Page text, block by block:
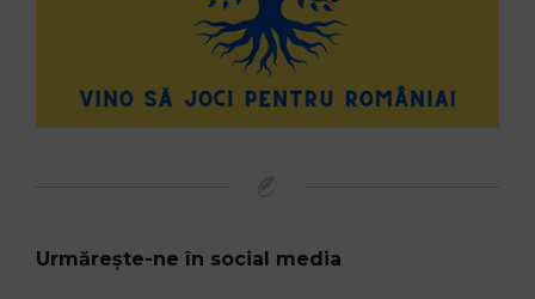
Urmărește-ne în social media